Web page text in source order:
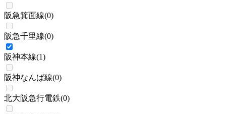
阪急箕面線(0)
阪急千里線(0)
阪神本線(1)
阪神なんば線(0)
北大阪急行電鉄(0)